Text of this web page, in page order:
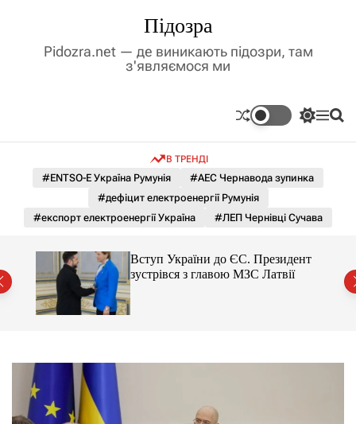
Підозра
Pidozra.net — де виникають підозри, там
з'являємося ми
П
м
и
а
о
л
ь
г
М П
В ТРЕНДІ
#ENTSO-E Україна Румунія
#АЕС Чернавода зупинка
#дефіцит електроенергії Румунія
#експорт електроенергії Україна
#ЛЕП Чернівці Сучава
Вступ України до ЄС. Президент
зустрівся з главою МЗС Латвії